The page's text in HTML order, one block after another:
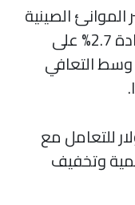
الموانئ الصينية
خلال شهري يناير وفبراير 2022، بزيادة 2.7% على
مليار طن، وسط التعافي
مليار دولار للتعامل مع
وتخفيف